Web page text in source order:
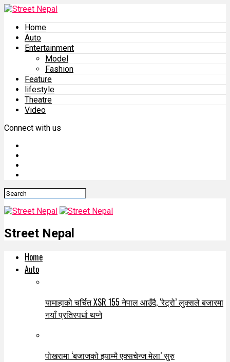
Home
Auto
Entertainment
Model
Fashion
Feature
lifestyle
Theatre
Video
Connect with us
Street Nepal
Home
Auto
यामाहाको चर्चित XSR 155 नेपाल आउँदै, ‘रेट्रो’ लुक्सले बजारमा
नयाँ प्रतिस्पर्धा थप्ने
पोखरामा ‘बजाजको झ्याम्मै एक्सचेन्ज मेला’ सुरु